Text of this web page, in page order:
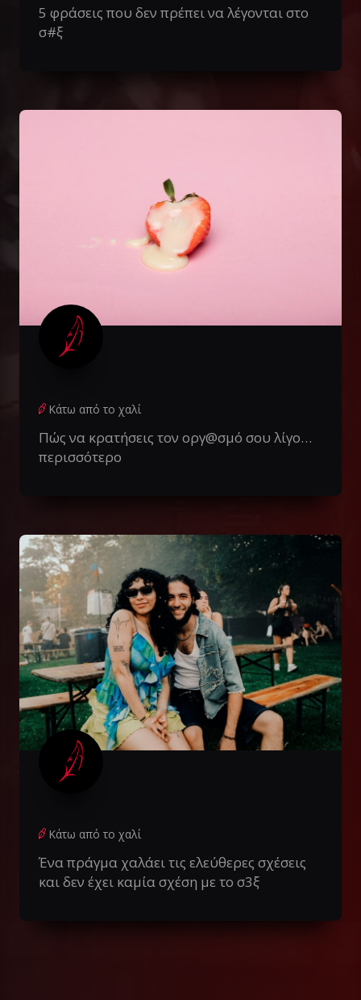
5 φράσεις που δεν πρέπει να λέγονται στο
σ#ξ
Κάτω από το χαλί
Πώς να κρατήσεις τον οργ@σμό σου λίγο…
περισσότερο
Κάτω από το χαλί
Ένα πράγμα χαλάει τις ελεύθερες σχέσεις
και δεν έχει καμία σχέση με το σ3ξ